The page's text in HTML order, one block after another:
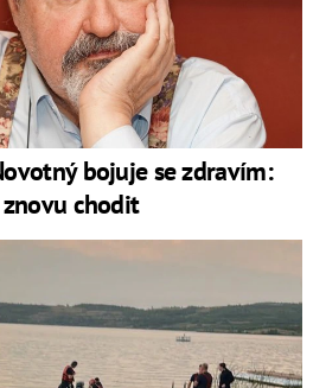
bojuje se zdravím:
chodit